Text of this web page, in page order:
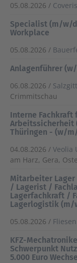
05.08.2026 /
Specialist (m/w/
Workplace
05.08.2026 /
Anlagenführer
06.08.2026 /
Crimmitschau
Interne Fachkraft
Arbeitssicherheit
Thüringen - (w/
04.08.2026 / Veolia
am Harz, Gera,
Mitarbeiter
/ Lagerist /
Lagerfachkraft /
Lagerlogistik (m/
05.08.2026 /
KFZ-
Schwerpunkt
5.000 Euro